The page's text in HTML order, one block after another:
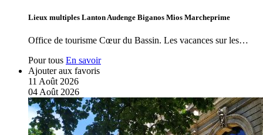
Lieux multiples Lanton Audenge Biganos Mios Marcheprime
Office de tourisme Cœur du Bassin. Les vacances sur les…
Pour tous En savoir
Ajouter aux favoris
11 Août 2026
04 Août 2026